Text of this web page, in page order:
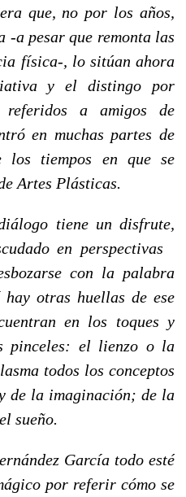
que, no por los años,
-a pesar que remonta las
física-, lo sitúan ahora
y el distingo por
referidos a amigos de
en muchas partes de
los tiempos en que se
Artes Plásticas.
tiene un disfrute,
en perspectivas
con la palabra
otras huellas de ese
en los toques y
pinceles: el lienzo o la
todos los conceptos
de la imaginación; de la
sueño.
García todo esté
por referir cómo se